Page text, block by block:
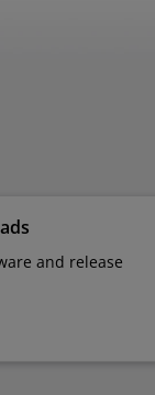
and release